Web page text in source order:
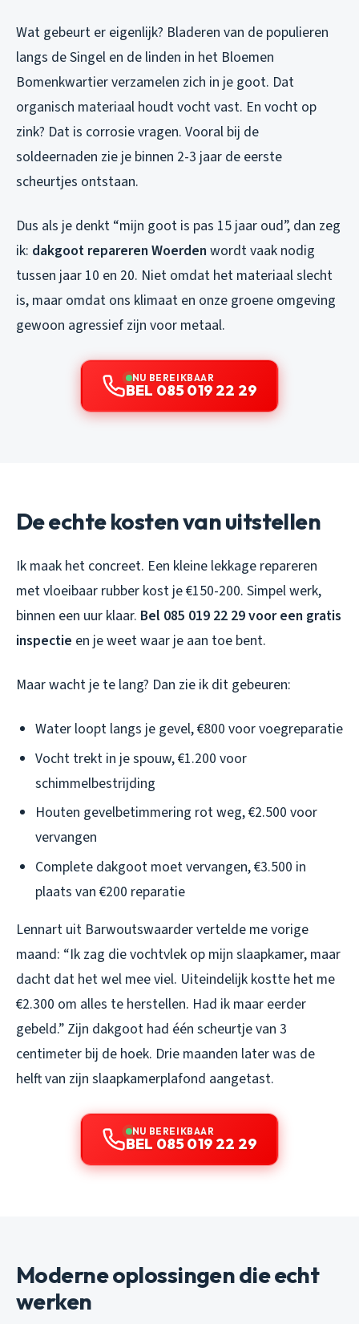
Wat gebeurt er eigenlijk? Bladeren van de populieren
langs de Singel en de linden in het Bloemen
Bomenkwartier verzamelen zich in je goot. Dat
organisch materiaal houdt vocht vast. En vocht op
zink? Dat is corrosie vragen. Vooral bij de
soldeernaden zie je binnen 2-3 jaar de eerste
scheurtjes ontstaan.
Dus als je denkt “mijn goot is pas 15 jaar oud”, dan zeg
ik: dakgoot repareren Woerden wordt vaak nodig
tussen jaar 10 en 20. Niet omdat het materiaal slecht
is, maar omdat ons klimaat en onze groene omgeving
gewoon agressief zijn voor metaal.
NU BEREIKBAAR
BEL 085 019 22 29
De echte kosten van uitstellen
Ik maak het concreet. Een kleine lekkage repareren
met vloeibaar rubber kost je €150-200. Simpel werk,
binnen een uur klaar. Bel 085 019 22 29 voor een gratis
inspectie en je weet waar je aan toe bent.
Maar wacht je te lang? Dan zie ik dit gebeuren:
Water loopt langs je gevel, €800 voor voegreparatie
Vocht trekt in je spouw, €1.200 voor
schimmelbestrijding
Houten gevelbetimmering rot weg, €2.500 voor
vervangen
Complete dakgoot moet vervangen, €3.500 in
plaats van €200 reparatie
Lennart uit Barwoutswaarder vertelde me vorige
maand: “Ik zag die vochtvlek op mijn slaapkamer, maar
dacht dat het wel mee viel. Uiteindelijk kostte het me
€2.300 om alles te herstellen. Had ik maar eerder
gebeld.” Zijn dakgoot had één scheurtje van 3
centimeter bij de hoek. Drie maanden later was de
helft van zijn slaapkamerplafond aangetast.
NU BEREIKBAAR
BEL 085 019 22 29
Moderne oplossingen die echt
werken